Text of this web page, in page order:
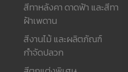
สีทาหลังคา ดาดฟ้า และสีทา
ฝ้าเพดาน
สีงานไม้ และผลิตภัณฑ์
กำจัดปลวก